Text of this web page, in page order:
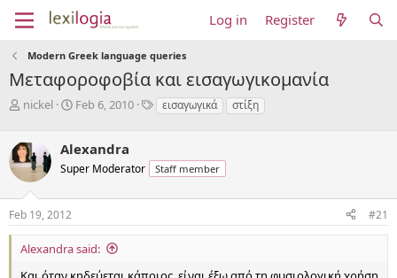
Log in Register
Modern Greek language queries
Μεταφοροφοβία και εισαγωγικομανία
T
e
a
d
s
t
a
r
nickel
S
r
t
a
e
Feb 6, 2010
Tεισαγωγικά στίξη
Alexandra
Super Moderator Staff member
Feb 19, 2012 #21
Alexandra said: